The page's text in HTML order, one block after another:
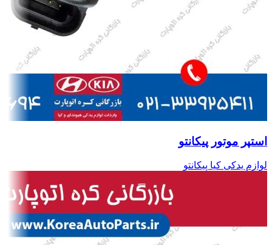
استپر موتور پیکانتو
لوازم یدکی کیا پیکانتو